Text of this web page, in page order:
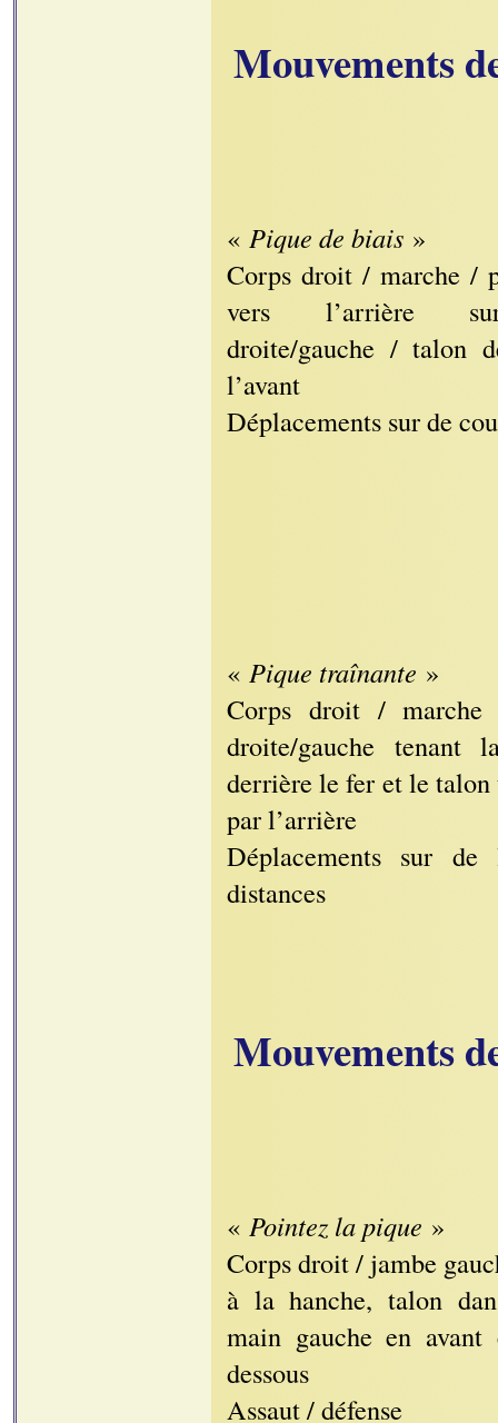
Mouvements
« Pique de biais »
Corps droit / marche /
vers l’arrière
droite/gauche / talon
l’avant
Déplacements sur de
« Pique traînante »
Corps droit /
droite/gauche tenant
derrière le fer et le
par l’arrière
Déplacements sur de
distances
Mouvements
« Pointez la pique »
Corps droit / jambe
à la hanche, talon
main gauche en
dessous
Assaut / défense